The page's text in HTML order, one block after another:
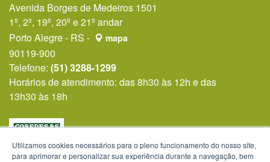
Avenida Borges de Medeiros 1501
1º, 2º, 19º, 20º e 21º andar
Porto Alegre - RS -
mapa
90119-900
Telefone: (51) 3288-1299
Horários de atendimento: das 8h30 às 12h e das
13h30 às 18h
Utilizamos cookies necessários para o pleno funcionamento do nosso site,
para aprimorar e personalizar sua experiência durante a navegação, bem